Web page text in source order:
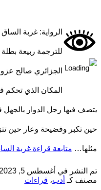
الرواية: غربة
للترجمة ربيعة
الجزائري صالح
المكان الذي تحكم
يتصف فيها رجل الدوار
حين تكبر وفضيحة وعار حين
مثلها… متابعة قراءة غربة
تم النشر في أغسطس 5, 2023
مصنف كـ أدب، قراءات